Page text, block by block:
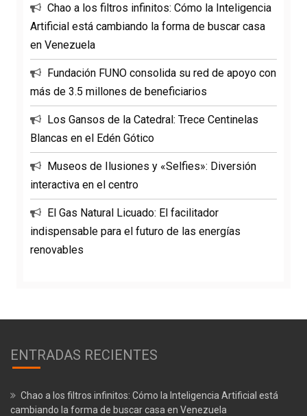
Chao a los filtros infinitos: Cómo la Inteligencia
Artificial está cambiando la forma de buscar casa
en Venezuela
Fundación FUNO consolida su red de apoyo con
más de 3.5 millones de beneficiarios
Los Gansos de la Catedral: Trece Centinelas
Blancas en el Edén Gótico
Museos de Ilusiones y «Selfies»: Diversión
interactiva en el centro
El Gas Natural Licuado: El facilitador
indispensable para el futuro de las energías
renovables
ENTRADAS RECIENTES
Chao a los filtros infinitos: Cómo la Inteligencia Artificial está
cambiando la forma de buscar casa en Venezuela